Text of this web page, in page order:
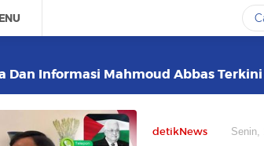
Dan Informasi Mahmoud Abbas
detikNews Senin,